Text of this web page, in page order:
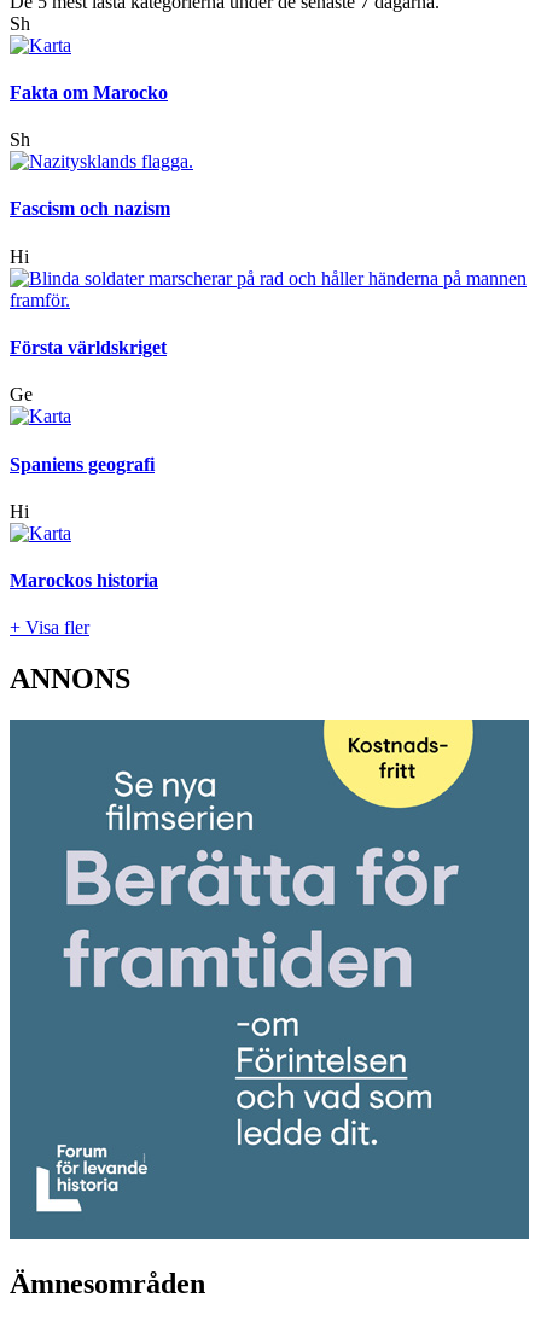
Sh
Fakta om Marocko
Sh
Fascism och nazism
Hi
Första världskriget
Ge
Spaniens geografi
Hi
Marockos historia
+ Visa fler
ANNONS
Ämnesområden